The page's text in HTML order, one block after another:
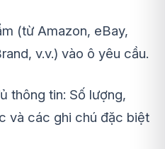
(từ Amazon, eBay,
v.v.) vào ô yêu cầu.
thông tin: Số lượng,
và các ghi chú đặc biệt